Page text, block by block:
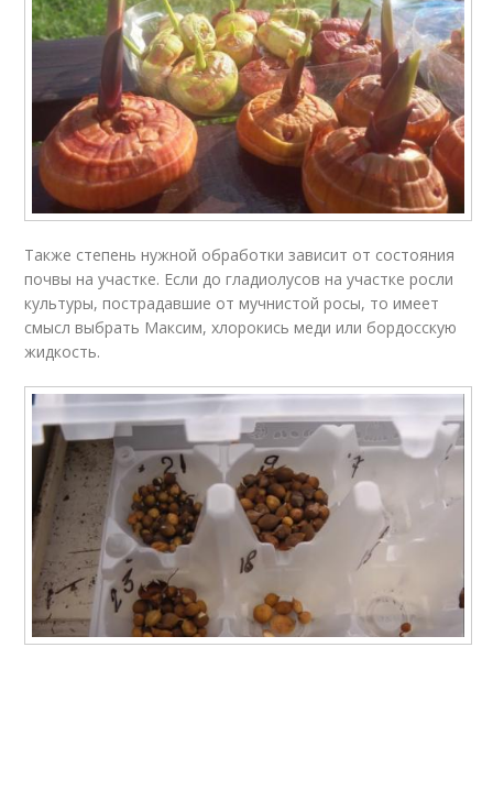
Также степень нужной обработки зависит от состояния
почвы на участке. Если до гладиолусов на участке росли
культуры, пострадавшие от мучнистой росы, то имеет
смысл выбрать Максим, хлорокись меди или бордосскую
жидкость.